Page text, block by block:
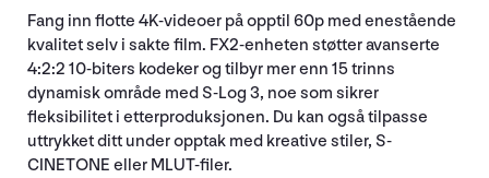
Fang inn flotte 4K-videoer på opptil 60p med enestående
kvalitet selv i sakte film. FX2-enheten støtter avanserte
4:2:2 10-biters kodeker og tilbyr mer enn 15 trinns
dynamisk område med S-Log 3, noe som sikrer
fleksibilitet i etterproduksjonen. Du kan også tilpasse
uttrykket ditt under opptak med kreative stiler, S-
CINETONE eller MLUT-filer.